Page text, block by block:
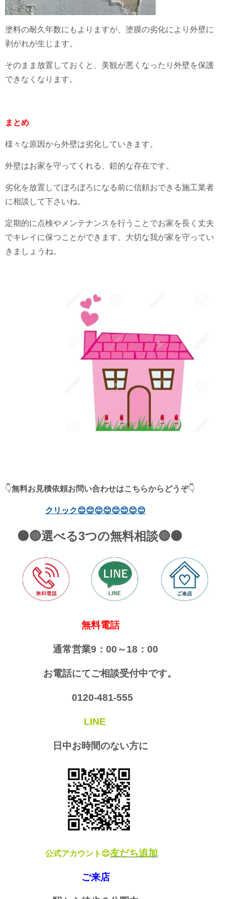
塗料の耐久年数にもよりますが、塗膜の劣化により外壁に
剥がれが生じます。
そのまま放置しておくと、美観が悪くなったり外壁を保護
できなくなります。
まとめ
様々な原因から外壁は劣化していきます。
外壁はお家を守ってくれる、鎧的な存在です。
劣化を放置してぼろぼろになる前に信頼おできる施工業者
に相談して下さいね。
定期的に点検やメンテナンスを行うことでお家を長く丈夫
でキレイに保つことができます。大切な我が家を守ってい
きましょうね。
👇無料お見積依頼お問い合わせはこちらからどうぞ👇
クリック😊😊😊😊😊😊😊😊
🟠🔴選べる3つの無料相談🔴🟠
無料電話
通常営業9：00～18：00
お電話にてご相談受付中です。
0120-481-555
LINE
日中お時間のない方に
公式アカウント😊友だち追加
ご来店